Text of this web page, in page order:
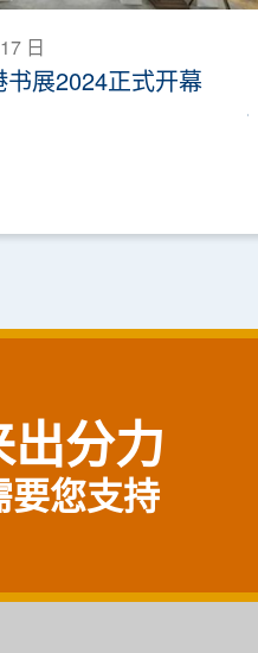
日
展2024正式开幕
分力
要您支持